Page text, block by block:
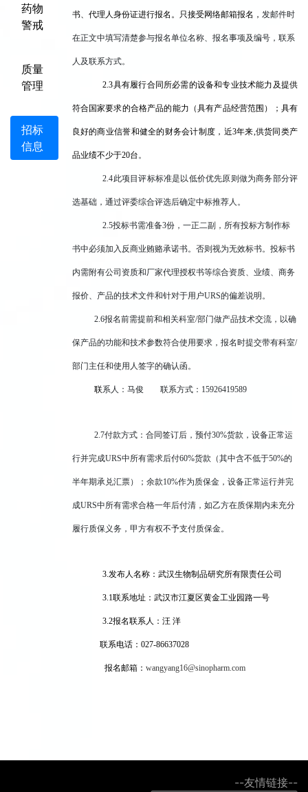
药物
警戒
质量
管理
招标
信息
书、代理人身份证进行报名。只接受网络邮箱报名， 发邮件时
在正文中填写清楚参与报名单位名称、报名事项及编号，联系
人及联系方式。
2.3具有履行合同所必需的设备和专业技术能力及提供
符合国家要求的合格产品的能力（具有产品经营范围）；具有
良好的商业信誉和健全的财务会计制度，近3年来,供货同类产
品业绩不少于20台。
2.4此项目评标标准是以低价优先原则做为商务部分评
选基础，通过评委综合评选后确定中标推荐人。
2.5投标书需准备3份，一正二副，所有投标方制作标
书中必须加入反商业贿赂承诺书。否则视为无效标书。投标书
内需附有公司资质和厂家代理授权书等综合资质、业绩、商务
报价、产品的技术文件和针对于用户URS的偏差说明。
2.6报名前需提前和相关科室/部门做产品技术交流，以确
保产品的功能和技术参数符合使用要求，报名时提交带有科室/
部门主任和使用人签字的确认函。
联系人：马俊 联系方式：15926419589
2.7付款方式：合同签订后，预付30%货款，设备正常运
行并完成URS中所有需求后付60%货款（其中含不低于50%的
半年期承兑汇票）；余款10%作为质保金，设备正常运行并完
成URS中所有需求合格一年后付清，如乙方在质保期内未充分
履行质保义务，甲方有权不予支付质保金。
3.发布人名称：武汉生物制品研究所有限责任公司
3.1联系地址：武汉市江夏区黄金工业园路一号
3.2报名联系人：汪 洋
联系电话：027-86637028
报名邮箱： wangyang16@sinopharm.com
--友情链接--